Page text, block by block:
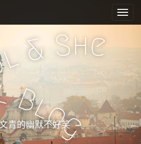
& She
Bl
og
青的幽默不好笑